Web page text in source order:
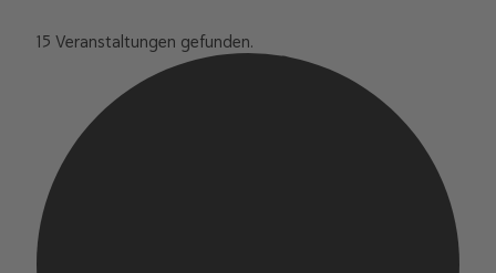
15 Veranstaltungen gefunden.